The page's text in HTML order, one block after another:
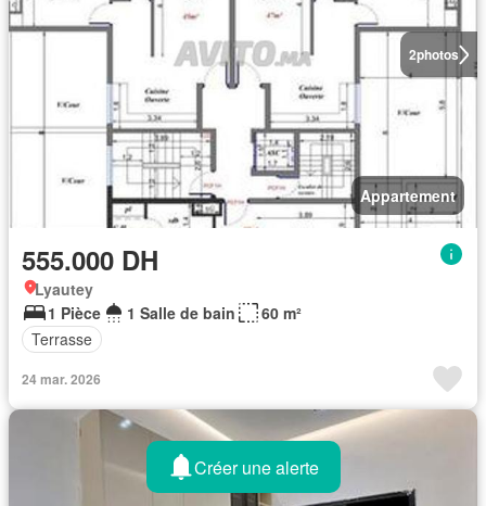
2photos
Appartement
555.000 DH
Lyautey
1 Pièce
1 Salle de bain
60 m²
Terrasse
24 mar. 2026
Créer une alerte